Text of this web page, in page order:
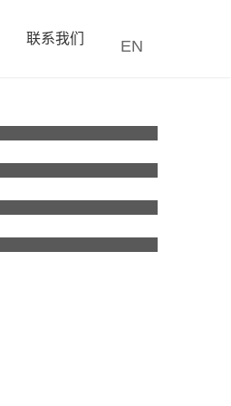
联系我们 EN